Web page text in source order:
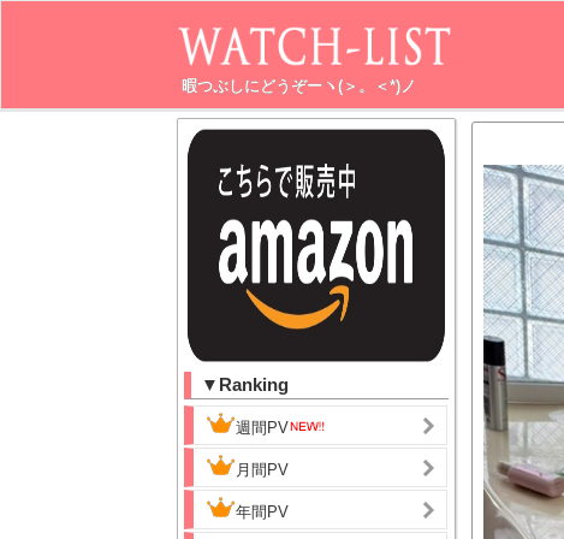
暇つぶしにどうぞーヽ(＞。＜*)ノ
▼Ranking
週間PV
月間PV
年間PV